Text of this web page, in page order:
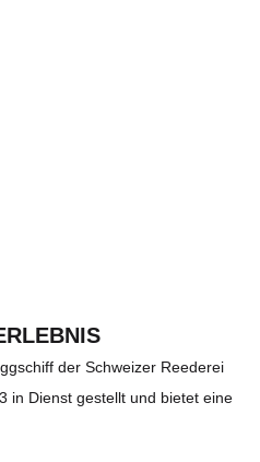
der Schweizer Reederei
in Dienst gestellt und bietet eine